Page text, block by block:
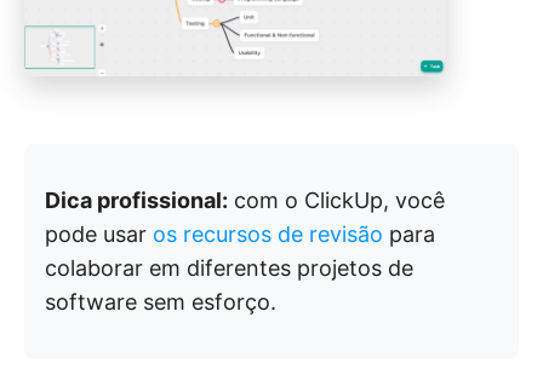
Dica profissional: com o ClickUp, você
pode usar os recursos de revisão para
colaborar em diferentes projetos de
software sem esforço.